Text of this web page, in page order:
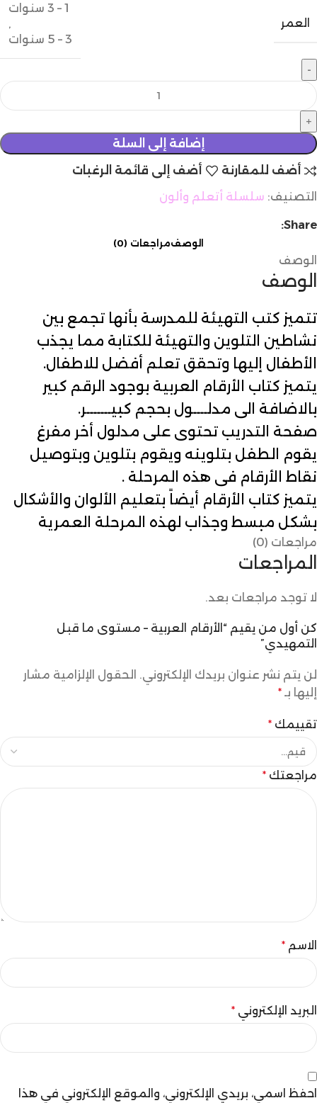
العمر
1 – 3 سنوات
,
3 – 5 سنوات
إضافة إلى السلة
أضف للمقارنة
أضف إلى قائمة الرغبات
التصنيف: سلسلة أتعلم وألون
Share:
الوصفمراجعات (0)
الوصف
الوصف
تتميز كتب التهيئة للمدرسة بأنها تجمع بين
نشاطين التلوين والتهيئة للكتابة مما يجذب
الأطفال إليها وتحقق تعلم أفضل للاطفال.
يتميز كتاب الأرقام العربية بوجود الرقم كبير
بالاضافة الى مدلــــول بحجم كبيـــــــر.
صفحة التدريب تحتوى على مدلول أخر مفرغ
يقوم الطفل بتلوينه ويقوم بتلوين وبتوصيل
نقاط الأرقام فى هذه المرحلة .
يتميز كتاب الأرقام أيضاً بتعليم الألوان والأشكال
بشكل مبسط وجذاب لهذه المرحلة العمرية
مراجعات (0)
المراجعات
لا توجد مراجعات بعد.
كن أول من يقيم “الأرقام العربية – مستوى ما قبل
التمهيدي”
لن يتم نشر عنوان بريدك الإلكتروني. الحقول الإلزامية مشار
إليها بـ *
تقييمك *
مراجعتك *
الاسم *
البريد الإلكتروني *
احفظ اسمي، بريدي الإلكتروني، والموقع الإلكتروني في هذا